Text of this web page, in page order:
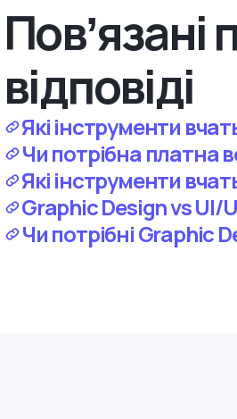
Повʼязані
відповіді
Які інструменти
Чи потрібна платна
Які інструменти
Graphic Design vs UI/
Чи потрібні Graphic